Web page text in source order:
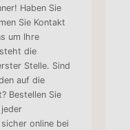
Haben Sie
Sie Kontakt
um Ihre
die
Stelle. Sind
auf die
Bestellen Sie
online bei